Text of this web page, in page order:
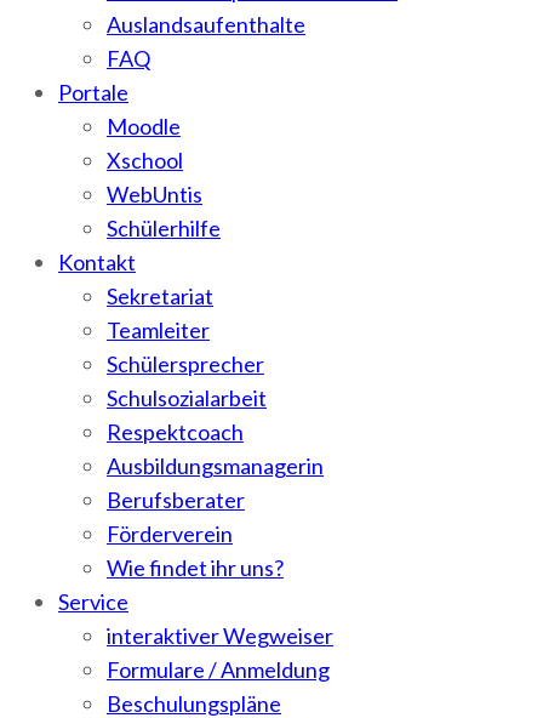
Auslandsaufenthalte
FAQ
Portale
Moodle
Xschool
WebUntis
Schülerhilfe
Kontakt
Sekretariat
Teamleiter
Schülersprecher
Schulsozialarbeit
Respektcoach
Ausbildungsmanagerin
Berufsberater
Förderverein
Wie findet ihr uns?
Service
interaktiver Wegweiser
Formulare / Anmeldung
Beschulungspläne